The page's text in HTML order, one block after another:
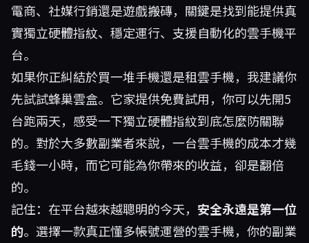
電商、社媒行銷還是遊戲搬磚，關鍵是找到能提供真
實獨立硬體指紋、穩定運行、支援自動化的雲手機平
台。
如果你正糾結於買一堆手機還是租雲手機，我建議你
先試試蜂巢雲盒。它家提供免費試用，你可以先開5
台跑兩天，感受一下獨立硬體指紋到底怎麼防關聯
的。對於大多數副業者來說，一台雲手機的成本才幾
毛錢一小時，而它可能為你帶來的收益，卻是翻倍
的。
記住：在平台越來越聰明的今天， 安全永遠是第一位
的。選擇一款真正懂多帳號運營的雲手機，你的副業